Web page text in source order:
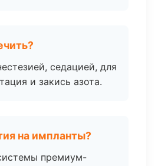
седацией, для
и закись азота.
на импланты?
премиум-